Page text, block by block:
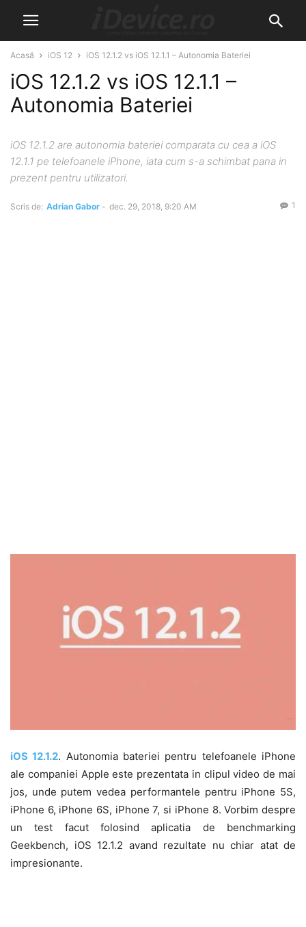
Acasă iOS 12 iOS 12.1.2 vs iOS 12.1.1 – Autonomia Bateriei
iOS 12.1.2 vs iOS 12.1.1 –
Autonomia Bateriei
iOS 12.1.2 are autonomia bateriei comparata cu cea a iOS
12.1.1 pe telefoanele iPhone, iata cum s-a schimbat pana in
prezent pentru utilizatori.
Scris de: Adrian Gabor - dec. 29, 2018, 9:20 AM 1
iOS 12.1.2. Autonomia bateriei pentru telefoanele iPhone
ale companiei Apple este prezentata in clipul video de mai
jos, unde putem vedea performantele pentru iPhone 5S,
iPhone 6, iPhone 6S, iPhone 7, si iPhone 8. Vorbim despre
un test facut folosind aplicatia de benchmarking
Geekbench, iOS 12.1.2 avand rezultate nu chiar atat de
impresionante.